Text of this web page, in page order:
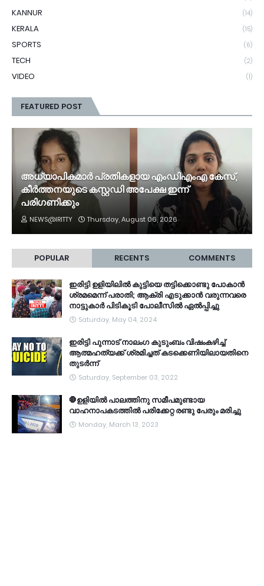
KANNUR (14)
KERALA (15)
SPORTS (6)
TECH (2)
VIDEO (1)
FEATURED POST
അധ്യാപികമാർ പ്രതികളായ എംഡിഎംഎ കേസ്,
കീർത്തനയുടെ കസ്റ്റഡി അപേക്ഷ ഇന്ന്
പരിഗണിക്കും
NEWS@IRITTY Thursday, August 06, 2026
POPULAR RECENTS COMMENTS
ഇരിട്ടി ഉളിയിലിൽ കുട്ടിയെ തട്ടിക്കൊണ്ടു പോകാൻ
ശ്രമമെന്ന് പരാതി; ആക്രി എടുക്കാൻ വരുന്നവരെ
നാട്ടുകാർ പിടികൂടി പോലീസിൽ ഏൽപ്പിച്ചു
Saturday, May 04, 2024
ഇരിട്ടി പുന്നാട് നാലംഗ കുടുംബം വിഷംകഴിച്ച്‌
ആത്മഹത്യക്ക് ശ്രമിച്ചത് കടക്കെണിയിലായതിനെ
തുടർന്ന്
Saturday, September 03, 2022
🛑ഉളിയിൽ പാലത്തിനു സമീപമുണ്ടായ
വാഹനാപകടത്തിൽ പരിക്കേറ്റ രണ്ടു പേരും മരിച്ചു
Monday, March 13, 2023